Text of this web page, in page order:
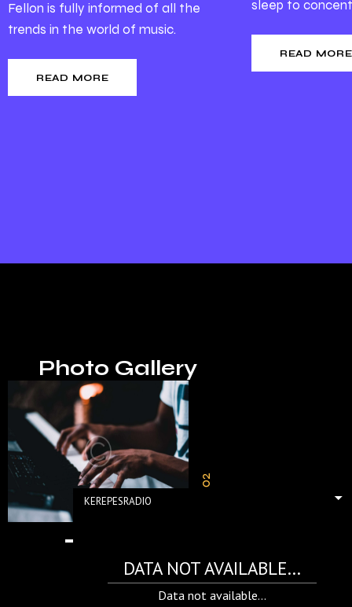
Fellon is fully informed of all the
trends in the world of music.
READ MORE
sleep to
READ MORE
Photo Gallery
DATA NOT AVAILABLE...
Data not available...
KEREPESRADIO